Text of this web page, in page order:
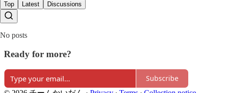
Top Latest Discussions
No posts
Ready for more?
Subscribe